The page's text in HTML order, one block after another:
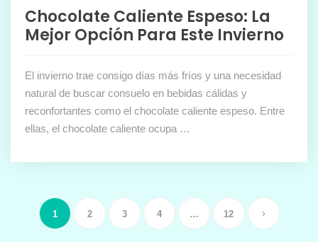
Chocolate Caliente Espeso: La
Mejor Opción Para Este Invierno
El invierno trae consigo días más fríos y una necesidad
natural de buscar consuelo en bebidas cálidas y
reconfortantes como el chocolate caliente espeso. Entre
ellas, el chocolate caliente ocupa …
1 2 3 4 … 12